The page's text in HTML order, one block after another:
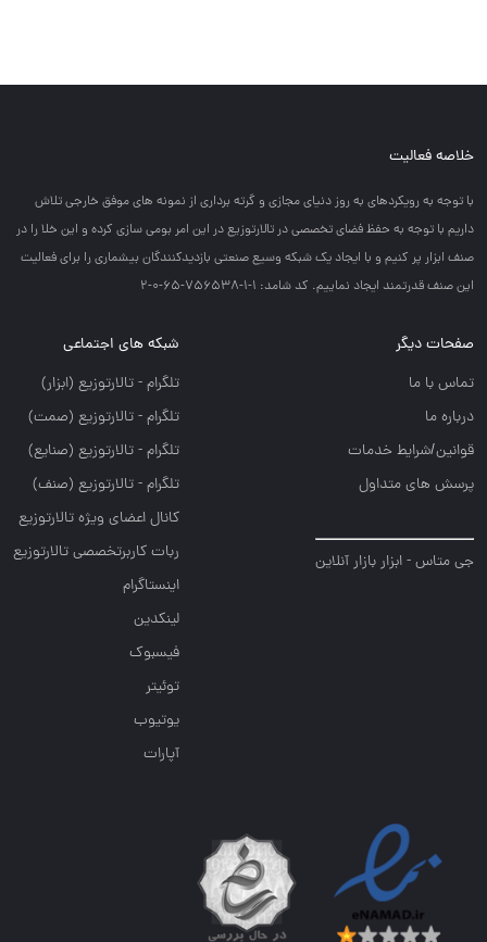
خلاصه فعالیت
با توجه به رويكردهاي به روز دنياي مجازي و گرته برداري از نمونه هاي موفق خارجي تلاش
داريم با توجه به حفظ فضاي تخصصي در تالارتوزيع در اين امر بومي سازي كرده و اين خلا را در
صنف ابزار پر كنيم و با ايجاد يك شبكه وسيع صنعتي بازديدكنندگان بيشماري را براي فعاليت
اين صنف قدرتمند ايجاد نماييم. کد شامد: 1-1-756538-65-0-2
صفحات دیگر
تماس با ما
درباره ما
قوانین/شرایط خدمات
پرسش های متداول
جی متاس - ابزار بازار آنلاین
شبکه های اجتماعی
تلگرام - تالارتوزيع (ابزار)
تلگرام - تالارتوزيع (صمت)
تلگرام - تالارتوزيع (صنايع)
تلگرام - تالارتوزیع (صنف)
کانال اعضای ویژه تالارتوزیع
ربات کاربرتخصصی تالارتوزیع
اینستاگرام
لینکدین
فیسبوک
توئیتر
یوتیوب
آپارات